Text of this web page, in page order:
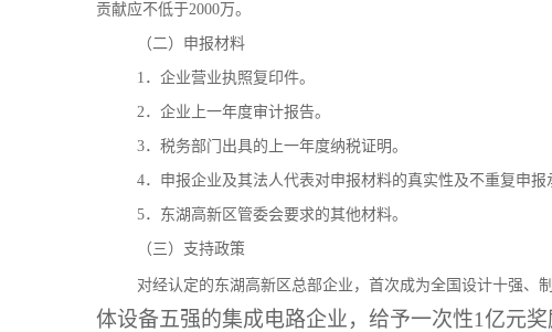
贡献应不低于2000万。
（二）申报材料
1．企业营业执照复印件。
2．企业上一年度审计报告。
3．税务部门出具的上一年度纳税证明。
4．申报企业及其法人代表对申报材料的真实性及不重复申报
5．东湖高新区管委会要求的其他材料。
（三）支持政策
对经认定的东湖高新区总部企业，首次成为全国设计十强、
体设备五强的集成电路企业，给予一次性1亿元奖